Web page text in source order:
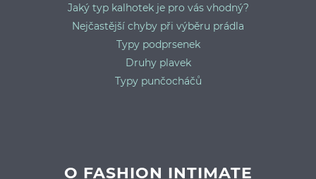
Jaký typ kalhotek je pro vás vhodný?
Nejčastější chyby při výběru prádla
Typy podprsenek
Druhy plavek
Typy punčocháčů
O FASHION INTIMATE